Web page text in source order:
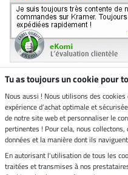
Boutique climatiquement
neutre
Livraison par
Paiement sécurisé
Tu as toujours un cookie pour
Nous aussi ! Nous utilisons des
expérience d'achat optimale et
de notre site web et personnaliser le
pertinentes ! Pour cela, nous
données et la manière dont ils
En autorisant l'utilisation de tous les
traitées et transmises à nos